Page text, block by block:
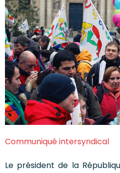
Communiqué intersyndical
Le président de la